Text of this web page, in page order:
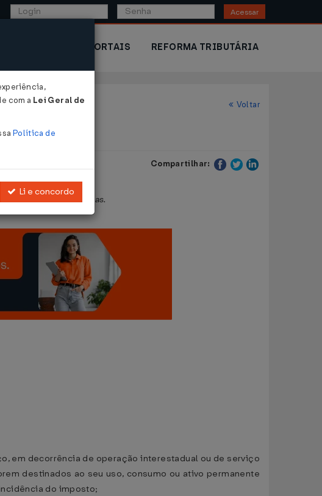
Acessar
EXTERIOR PORTAIS REFORMA TRIBUTÁRIA
Voltar
Compartilhar:
e dá outras providências.
em decorrência de operação interestadual ou de serviço
destinados ao seu uso, consumo ou ativo permanente
do imposto;
com a Lei Geral de
Política de
Li e concordo